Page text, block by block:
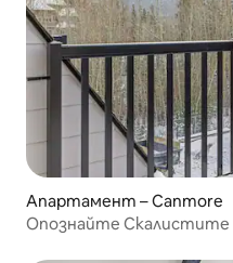
Апартамент – Canmore
Опознайте Скалистите